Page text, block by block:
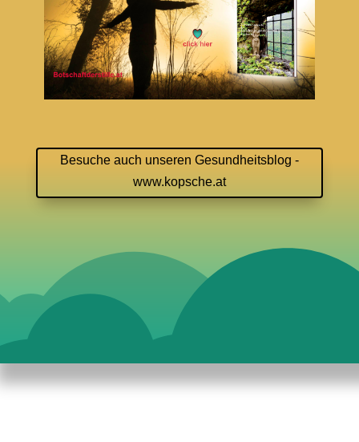
Besuche auch unseren Gesundheitsblog -
www.kopsche.at